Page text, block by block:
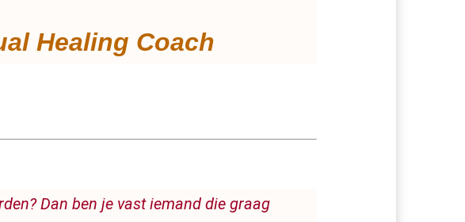
Healing Coach
Dan ben je vast iemand die graag